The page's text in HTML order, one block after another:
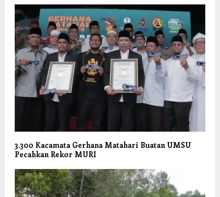
3.300 Kacamata Gerhana Matahari Buatan UMSU
Pecahkan Rekor MURI